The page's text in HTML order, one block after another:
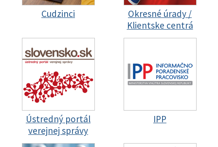
Cudzinci
Okresné úrady /
Klientske centrá
Ústredný portál
verejnej správy
IPP